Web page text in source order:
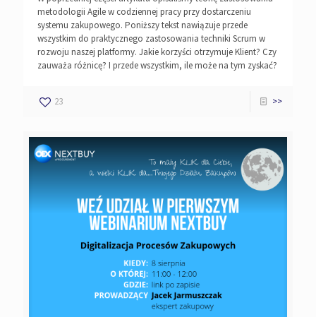
metodologii Agile w codziennej pracy przy dostarczeniu
systemu zakupowego. Poniższy tekst nawiązuje przede
wszystkim do praktycznego zastosowania techniki Scrum w
rozwoju naszej platformy. Jakie korzyści otrzymuje Klient? Czy
zauważa różnicę? I przede wszystkim, ile może na tym zyskać?
23 >>